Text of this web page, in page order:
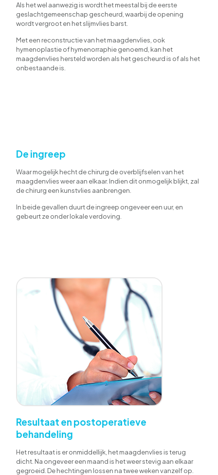
Als het wel aanwezig is wordt het meestal bij de eerste
geslachtgemeenschap gescheurd, waarbij de opening
wordt vergroot en het slijmvlies barst.
Met een reconstructie van het maagdenvlies, ook
hymenoplastie of hymenorraphie genoemd, kan het
maagdenvlies hersteld worden als het gescheurd is of als het
onbestaande is.
De ingreep
Waar mogelijk hecht de chirurg de overblijfselen van het
maagdenvlies weer aan elkaar. Indien dit onmogelijk blijkt, zal
de chirurg een kunstvlies aanbrengen.
In beide gevallen duurt de ingreep ongeveer een uur, en
gebeurt ze onder lokale verdoving.
Resultaat en postoperatieve
behandeling
Het resultaat is er onmiddellijk, het maagdenvlies is terug
dicht. Na ongeveer een maand is het weer stevig aan elkaar
gegroeid. De hechtingen lossen na twee weken vanzelf op.